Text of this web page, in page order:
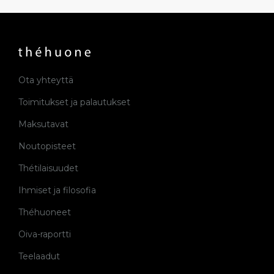
Ota yhteyttä
Toimitukset ja palautukset
Maksutavat
Noutopisteet
Thétilaisuudet
Ihmiset ja filosofia
Théhuoneet
Oiva-raportti
Teelaadut